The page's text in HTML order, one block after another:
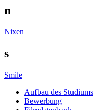
n
Nixen
s
Smile
Auf­bau des Stu­di­ums
Bewer­bung